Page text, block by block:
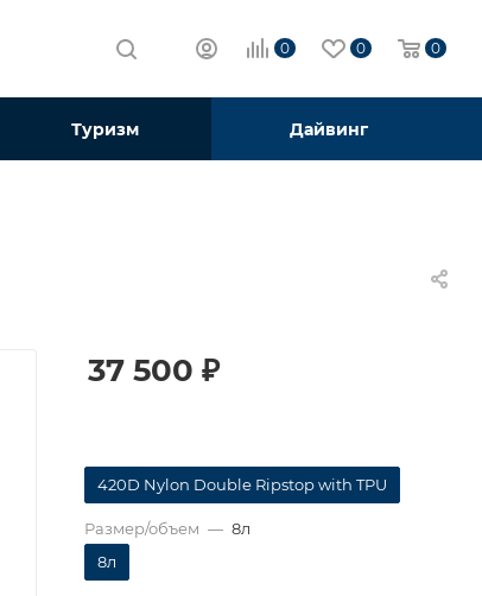
0 0 0
Туризм Дайвинг
37 500 ₽
420D Nylon Double Ripstop with TPU
Размер/объем — 8л
8л